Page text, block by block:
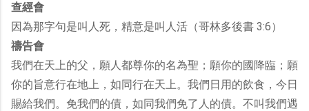
查經會
因為那字句是叫人死，精意是叫人活（哥林多後書 3:6）
禱告會
我們在天上的父，願人都尊你的名為聖；願你的國降臨；願
你的旨意行在地上，如同行在天上。我們日用的飲食，今日
賜給我們。免我們的債，如同我們免了人的債。不叫我們遇